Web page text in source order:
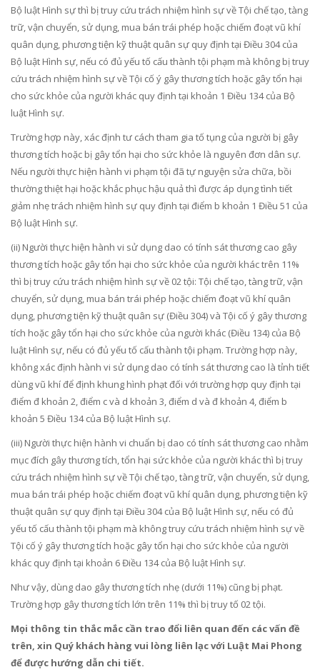
Bộ luật Hình sự thì bị truy cứu trách nhiệm hình sự về Tội chế tạo, tàng
trữ, vận chuyển, sử dụng, mua bán trái phép hoặc chiếm đoạt vũ khí
quân dụng, phương tiện kỹ thuật quân sự quy định tại Điều 304 của
Bộ luật Hình sự, nếu có đủ yếu tố cấu thành tội phạm mà không bị truy
cứu trách nhiệm hình sự về Tội cố ý gây thương tích hoặc gây tổn hại
cho sức khỏe của người khác quy định tại khoản 1 Điều 134 của Bộ
luật Hình sự.
Trường hợp này, xác định tư cách tham gia tố tụng của người bị gây
thương tích hoặc bị gây tổn hại cho sức khỏe là nguyên đơn dân sự.
Nếu người thực hiện hành vi phạm tội đã tự nguyện sửa chữa, bồi
thường thiệt hại hoặc khắc phục hậu quả thì được áp dụng tình tiết
giảm nhẹ trách nhiệm hình sự quy định tại điểm b khoản 1 Điều 51 của
Bộ luật Hình sự.
(ii) Người thực hiện hành vi sử dụng dao có tính sát thương cao gây
thương tích hoặc gây tổn hại cho sức khỏe của người khác trên 11%
thì bị truy cứu trách nhiệm hình sự về 02 tội: Tội chế tạo, tàng trữ, vận
chuyển, sử dụng, mua bán trái phép hoặc chiếm đoạt vũ khí quân
dụng, phương tiện kỹ thuật quân sự (Điều 304) và Tội cố ý gây thương
tích hoặc gây tổn hại cho sức khỏe của người khác (Điều 134) của Bộ
luật Hình sự, nếu có đủ yếu tố cấu thành tội phạm. Trường hợp này,
không xác định hành vi sử dụng dao có tính sát thương cao là tỉnh tiết
dùng vũ khí để định khung hình phạt đối với trường hợp quy định tại
điểm đ khoản 2, điểm c và d khoản 3, điểm d và đ khoản 4, điểm b
khoản 5 Điều 134 của Bộ luật Hình sự.
(iii) Người thực hiện hành vi chuẩn bị dao có tính sát thương cao nhằm
mục đích gây thương tích, tổn hại sức khỏe của người khác thì bị truy
cứu trách nhiệm hình sự về Tội chế tạo, tàng trữ, vận chuyển, sử dụng,
mua bán trái phép hoặc chiếm đoạt vũ khí quân dụng, phương tiện kỹ
thuật quân sự quy định tại Điều 304 của Bộ luật Hình sự, nếu có đủ
yếu tố cấu thành tội phạm mà không truy cứu trách nhiệm hình sự về
Tội cố ý gây thương tích hoặc gây tổn hại cho sức khỏe của người
khác quy định tại khoản 6 Điều 134 của Bộ luật Hình sự.
Như vậy, dùng dao gây thương tích nhẹ (dưới 11%) cũng bị phạt.
Trường hợp gây thương tích lớn trên 11% thì bị truy tố 02 tội.
Mọi thông tin thắc mắc cần trao đổi liên quan đến các vấn đề
trên, xin Quý khách hàng vui lòng liên lạc với Luật Mai Phong
để được hướng dẫn chi tiết.